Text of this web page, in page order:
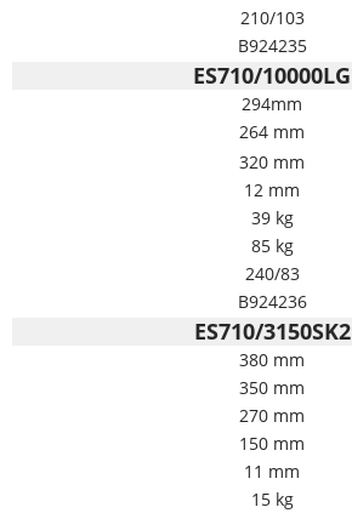
210/103
B924235
ES710/10000LG
294mm
264 mm
320 mm
12 mm
39 kg
85 kg
240/83
B924236
ES710/3150SK2
380 mm
350 mm
270 mm
150 mm
11 mm
15 kg